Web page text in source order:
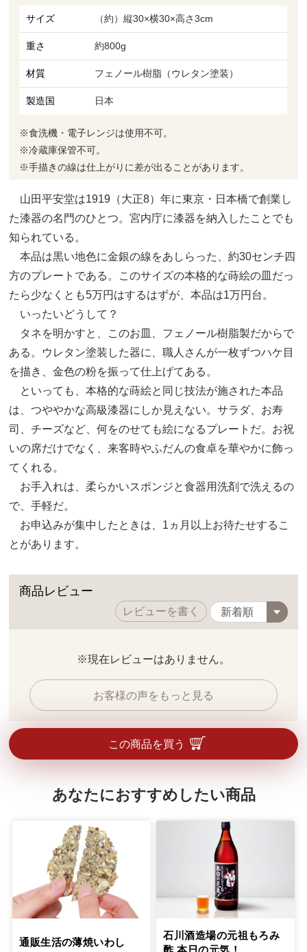
サイズ （約）縦30×横30×高さ3cm
重さ 約800g
材質 フェノール樹脂（ウレタン塗装）
製造国 日本
※食洗機・電子レンジは使用不可。
※冷蔵庫保管不可。
※手描きの線は仕上がりに差が出ることがあります。
山田平安堂は1919（大正8）年に東京・日本橋で創業し
た漆器の名門のひとつ。宮内庁に漆器を納入したことでも
知られている。
本品は黒い地色に金銀の線をあしらった、約30センチ四
方のプレートである。このサイズの本格的な蒔絵の皿だっ
たら少なくとも5万円はするはずが、本品は1万円台。
いったいどうして？
タネを明かすと、このお皿、フェノール樹脂製だからで
ある。ウレタン塗装した器に、職人さんが一枚ずつハケ目
を描き、金色の粉を振って仕上げてある。
といっても、本格的な蒔絵と同じ技法が施された本品
は、つややかな高級漆器にしか見えない。サラダ、お寿
司、チーズなど、何をのせても絵になるプレートだ。お祝
いの席だけでなく、来客時やふだんの食卓を華やかに飾っ
てくれる。
お手入れは、柔らかいスポンジと食器用洗剤で洗えるの
で、手軽だ。
お申込みが集中したときは、1ヵ月以上お待たせするこ
とがあります。
商品レビュー
レビューを書く
※現在レビューはありません。
お客様の声をもっと見る
この商品を買う
あなたにおすすめしたい商品
通販生活の薄焼いわし
石川酒造場の元祖もろみ